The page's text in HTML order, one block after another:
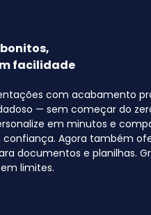
facilidade
com acabamento
— sem começar do
em minutos e
confiança. Agora também
documentos e planilhas.
limites.